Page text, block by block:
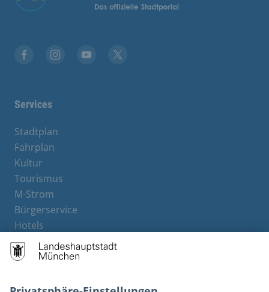
Services
Stadtplan
Fahrplan
Kultur
Tourismus
M-Strom
Bürgerservice
Hotels